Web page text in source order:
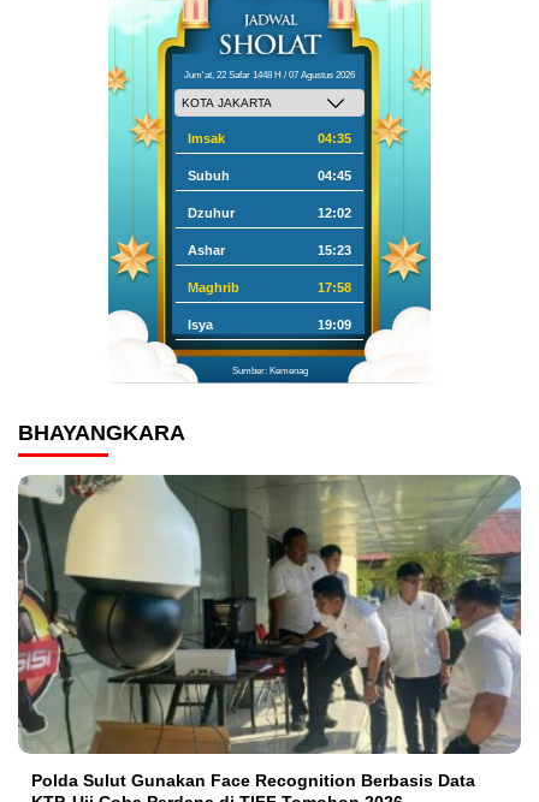
Jum'at, 22 Safar 1448 H / 07 Agustus 2026
Imsak 04:35
Subuh 04:45
Dzuhur 12:02
Ashar 15:23
Maghrib 17:58
Isya 19:09
Sumber: Kemenag
BHAYANGKARA
Polda Sulut Gunakan Face Recognition Berbasis Data